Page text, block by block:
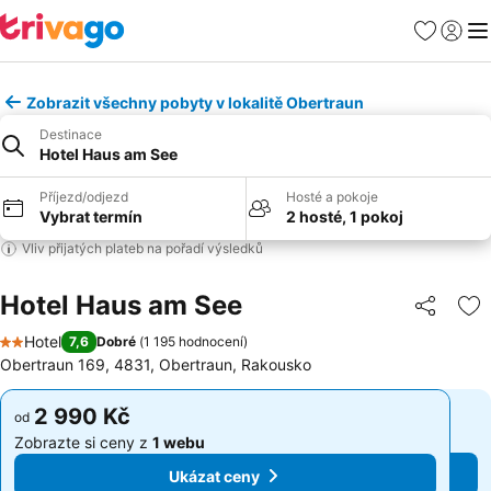
Oblíbené
Zobrazit všechny pobyty v lokalitě Obertraun
Destinace
Hotel Haus am See
Příjezd/odjezd
Vybrat termín
Hosté a pokoje
2 hosté, 1 pokoj
Vliv přijatých plateb na pořadí výsledků
Hotel Haus am See Sdílet
2 Počet hvězdiček
Hotel 7,6 Dobré (1 195 hodnocení)
Obertraun 169, 4831, Obertraun, Rakousko
od 2 990 Kč
Zobrazte si ceny z 1 webu
Ukázat ceny
od 2 990 Kč
Zobrazte si ceny z 1 webu
Ukázat ceny